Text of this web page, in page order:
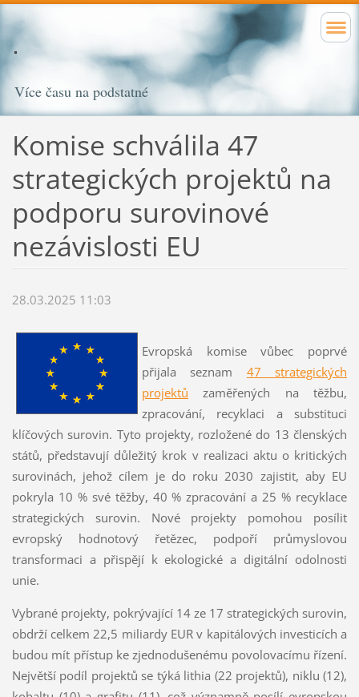
Více času na podstatné
Komise schválila 47
strategických projektů na
podporu surovinové
nezávislosti EU
28.03.2025 11:03
Evropská komise vůbec poprvé
přijala seznam 47 strategických
projektů zaměřených na těžbu,
zpracování, recyklaci a substituci
klíčových surovin. Tyto projekty, rozložené do 13 členských
států, představují důležitý krok v realizaci aktu o kritických
surovinách, jehož cílem je do roku 2030 zajistit, aby EU
pokryla 10 % své těžby, 40 % zpracování a 25 % recyklace
strategických surovin. Nové projekty pomohou posílit
evropský hodnotový řetězec, podpoří průmyslovou
transformaci a přispějí k ekologické a digitální odolnosti
unie.
Vybrané projekty, pokrývající 14 ze 17 strategických surovin,
obdrží celkem 22,5 miliardy EUR v kapitálových investicích a
budou mít přístup ke zjednodušenému povolovacímu řízení.
Největší podíl projektů se týká lithia (22 projektů), niklu (12),